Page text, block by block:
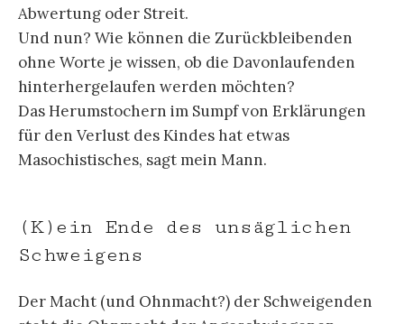
Abwertung oder Streit.
Und nun? Wie können die Zurückbleibenden
ohne Worte je wissen, ob die Davonlaufenden
hinterhergelaufen werden möchten?
Das Herumstochern im Sumpf von Erklärungen
für den Verlust des Kindes hat etwas
Masochistisches, sagt mein Mann.
(K)ein Ende des unsäglichen
Schweigens
Der Macht (und Ohnmacht?) der Schweigenden